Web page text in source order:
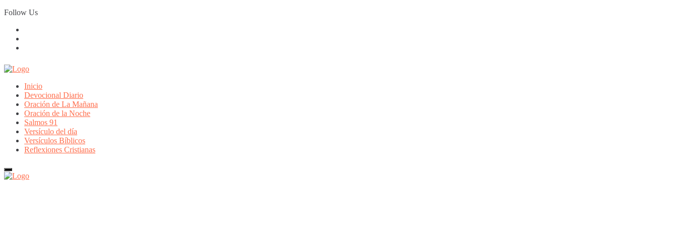
Skip
to
Follow Us
Inicio
Devocional Diario
Oración de La Mañana
Oración de la Noche
Salmos 91
Versículo del día
Versículos Bíblicos
Reflexiones Cristianas